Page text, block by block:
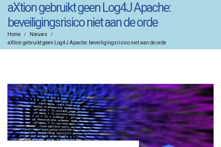
aXtion gebruikt geen Log4J Apache:
beveiligingsrisico niet aan de orde
Home / Nieuws /
aXtion gebruikt geen Log4J Apache: beveiligingsrisico niet aan de orde